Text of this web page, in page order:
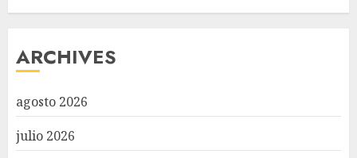
ARCHIVES
agosto 2026
julio 2026